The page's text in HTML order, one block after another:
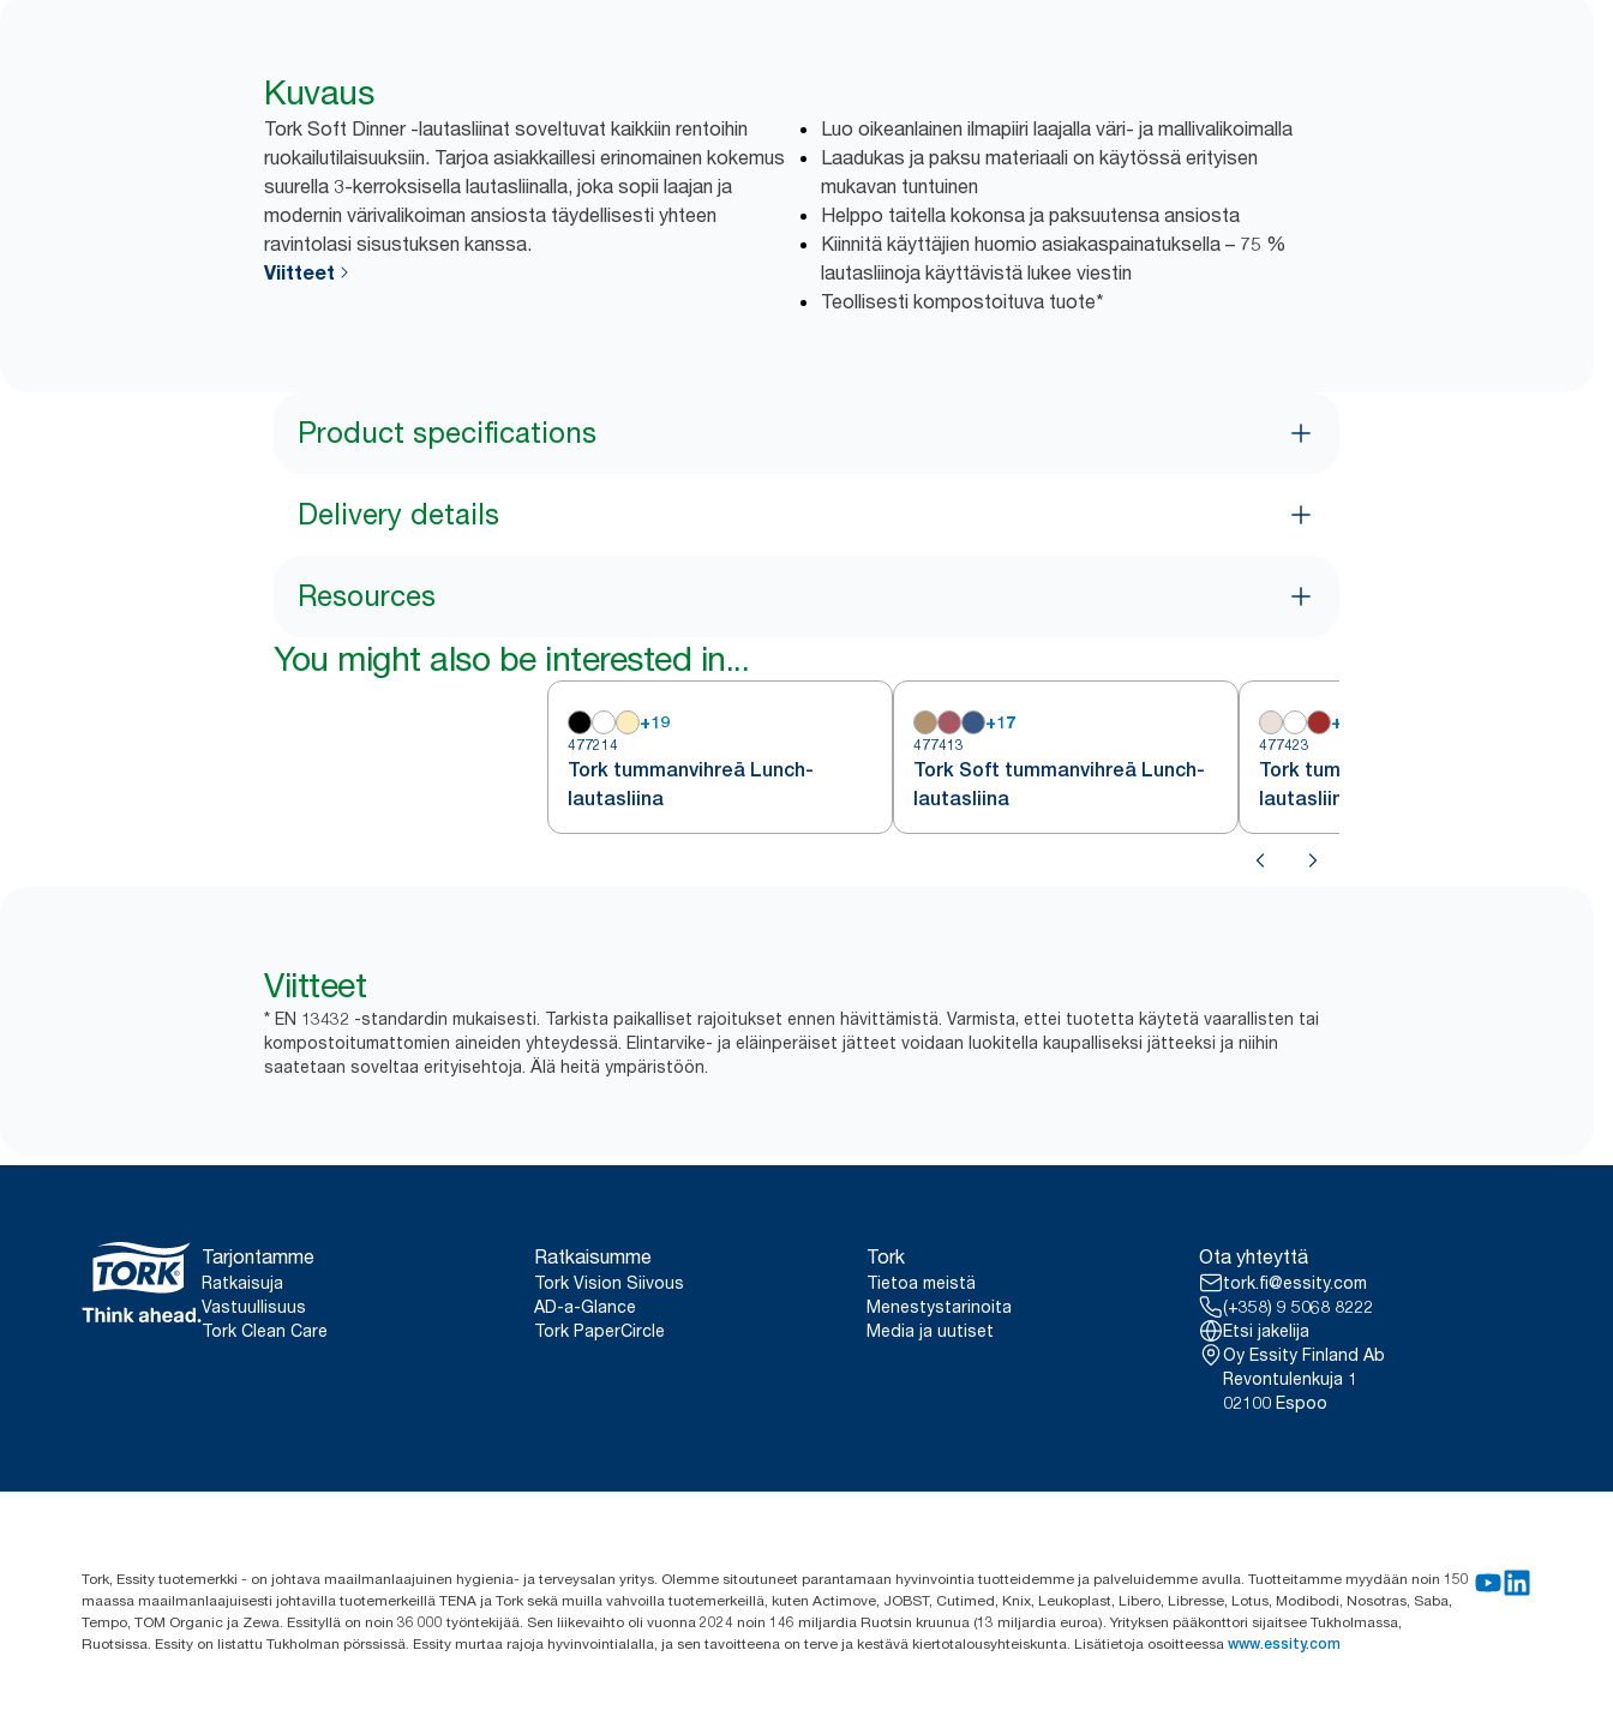
Kuvaus
Tork Soft Dinner -lautasliinat soveltuvat kaikkiin rentoihin
ruokailutilaisuuksiin. Tarjoa asiakkaillesi erinomainen kokemus
suurella 3-kerroksisella lautasliinalla, joka sopii laajan ja
modernin värivalikoiman ansiosta täydellisesti yhteen
ravintolasi sisustuksen kanssa.
Viitteet
Luo oikeanlainen ilmapiiri laajalla väri- ja mallivalikoimalla
Laadukas ja paksu materiaali on käytössä erityisen
mukavan tuntuinen
Helppo taitella kokonsa ja paksuutensa ansiosta
Kiinnitä käyttäjien huomio asiakaspainatuksella – 75 %
lautasliinoja käyttävistä lukee viestin
Teollisesti kompostoituva tuote*
Product specifications
Delivery details
Resources
You might also be interested in...
+19
477214
Tork tummanvihreä Lunch-
lautasliina
+17
477413
Tork Soft tummanvihreä Lunch-
lautasliina
+
477423
Tork tummanvihreä Lunch-
lautasliina 1/8-taitto
Viitteet
* EN 13432 -standardin mukaisesti. Tarkista paikalliset rajoitukset ennen hävittämistä. Varmista, ettei tuotetta käytetä vaarallisten tai
kompostoitumattomien aineiden yhteydessä. Elintarvike- ja eläinperäiset jätteet voidaan luokitella kaupalliseksi jätteeksi ja niihin
saatetaan soveltaa erityisehtoja. Älä heitä ympäristöön.
Tarjontamme
Ratkaisuja
Vastuullisuus
Tork Clean Care
Ratkaisumme
Tork Vision Siivous
AD-a-Glance
Tork PaperCircle
Tork
Tietoa meistä
Menestystarinoita
Media ja uutiset
Ota yhteyttä
tork.fi@essity.com
(+358) 9 5068 8222
Etsi jakelija
Oy Essity Finland Ab
Revontulenkuja 1
02100 Espoo
Tork, Essity tuotemerkki - on johtava maailmanlaajuinen hygienia- ja terveysalan yritys. Olemme sitoutuneet parantamaan hyvinvointia tuotteidemme ja palveluidemme avulla. Tuotteitamme myydään noin 150
maassa maailmanlaajuisesti johtavilla tuotemerkeillä TENA ja Tork sekä muilla vahvoilla tuotemerkeillä, kuten Actimove, JOBST, Cutimed, Knix, Leukoplast, Libero, Libresse, Lotus, Modibodi, Nosotras, Saba,
Tempo, TOM Organic ja Zewa. Essityllä on noin 36 000 työntekijää. Sen liikevaihto oli vuonna 2024 noin 146 miljardia Ruotsin kruunua (13 miljardia euroa). Yrityksen pääkonttori sijaitsee Tukholmassa,
Ruotsissa. Essity on listattu Tukholman pörssissä. Essity murtaa rajoja hyvinvointialalla, ja sen tavoitteena on terve ja kestävä kiertotalousyhteiskunta. Lisätietoja osoitteessa www.essity.com